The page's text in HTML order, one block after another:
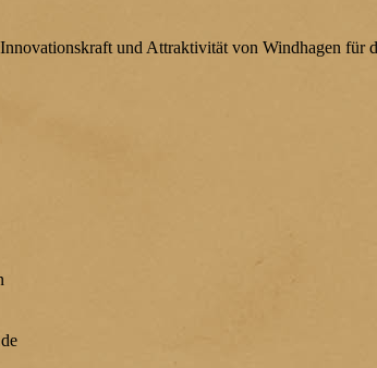
und Attraktivität von Windhagen